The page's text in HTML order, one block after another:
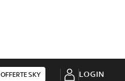
OFFERTE SKY LOGIN